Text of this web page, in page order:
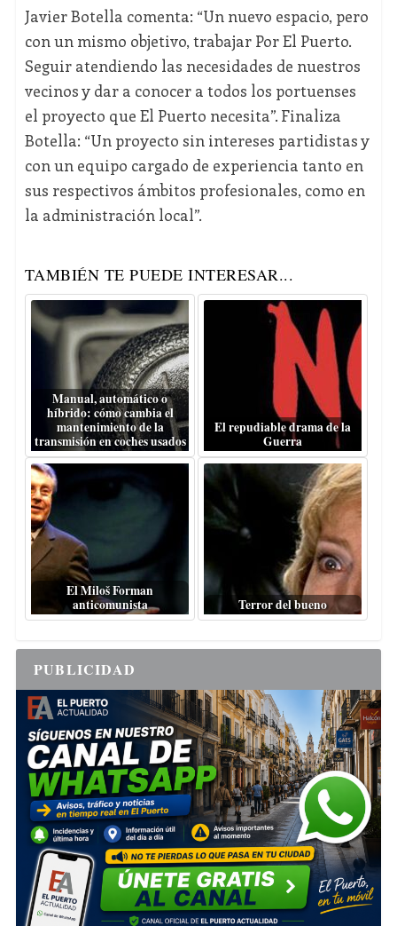
Javier Botella comenta: “Un nuevo espacio, pero
con un mismo objetivo, trabajar Por El Puerto.
Seguir atendiendo las necesidades de nuestros
vecinos y dar a conocer a todos los portuenses
el proyecto que El Puerto necesita”. Finaliza
Botella: “Un proyecto sin intereses partidistas y
con un equipo cargado de experiencia tanto en
sus respectivos ámbitos profesionales, como en
la administración local”.
TAMBIÉN TE PUEDE INTERESAR...
Manual, automático o
híbrido: cómo cambia el
mantenimiento de la
transmisión en coches usados
El repudiable drama de la
Guerra
El Miloš Forman
anticomunista
Terror del bueno
PUBLICIDAD